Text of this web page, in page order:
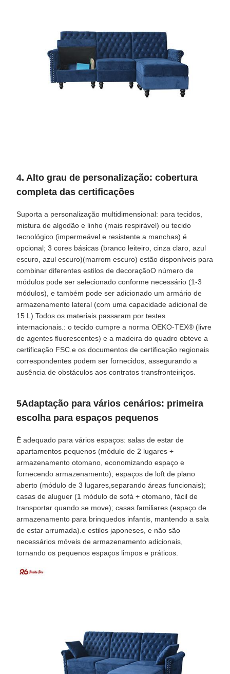
4. Alto grau de personalização: cobertura
completa das certificações
Suporta a personalização multidimensional: para tecidos,
mistura de algodão e linho (mais respirável) ou tecido
tecnológico (impermeável e resistente a manchas) é
opcional; 3 cores básicas (branco leiteiro, cinza claro, azul
escuro, azul escuro)(marrom escuro) estão disponíveis para
combinar diferentes estilos de decoraçãoO número de
módulos pode ser selecionado conforme necessário (1-3
módulos), e também pode ser adicionado um armário de
armazenamento lateral (com uma capacidade adicional de
15 L).Todos os materiais passaram por testes
internacionais.: o tecido cumpre a norma OEKO-TEX® (livre
de agentes fluorescentes) e a madeira do quadro obteve a
certificação FSC.e os documentos de certificação regionais
correspondentes podem ser fornecidos, assegurando a
ausência de obstáculos aos contratos transfronteiriços.
5Adaptação para vários cenários: primeira
escolha para espaços pequenos
É adequado para vários espaços: salas de estar de
apartamentos pequenos (módulo de 2 lugares +
armazenamento otomano, economizando espaço e
fornecendo armazenamento); espaços de loft de plano
aberto (módulo de 3 lugares,separando áreas funcionais);
casas de aluguer (1 módulo de sofá + otomano, fácil de
transportar quando se move); casas familiares (espaço de
armazenamento para brinquedos infantis, mantendo a sala
de estar arrumada).e estilos japoneses, e não são
necessários móveis de armazenamento adicionais,
tornando os pequenos espaços limpos e práticos.